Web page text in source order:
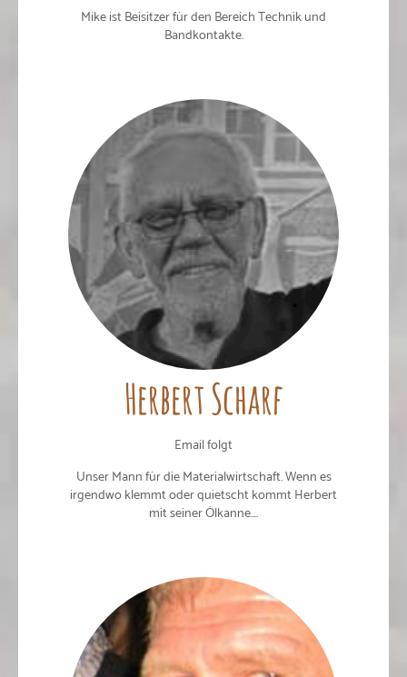
Mike ist Beisitzer für den Bereich Technik und
Bandkontakte.
Herbert Scharf
Email folgt
Unser Mann für die Materialwirtschaft. Wenn es
irgendwo klemmt oder quietscht kommt Herbert
mit seiner Ölkanne....